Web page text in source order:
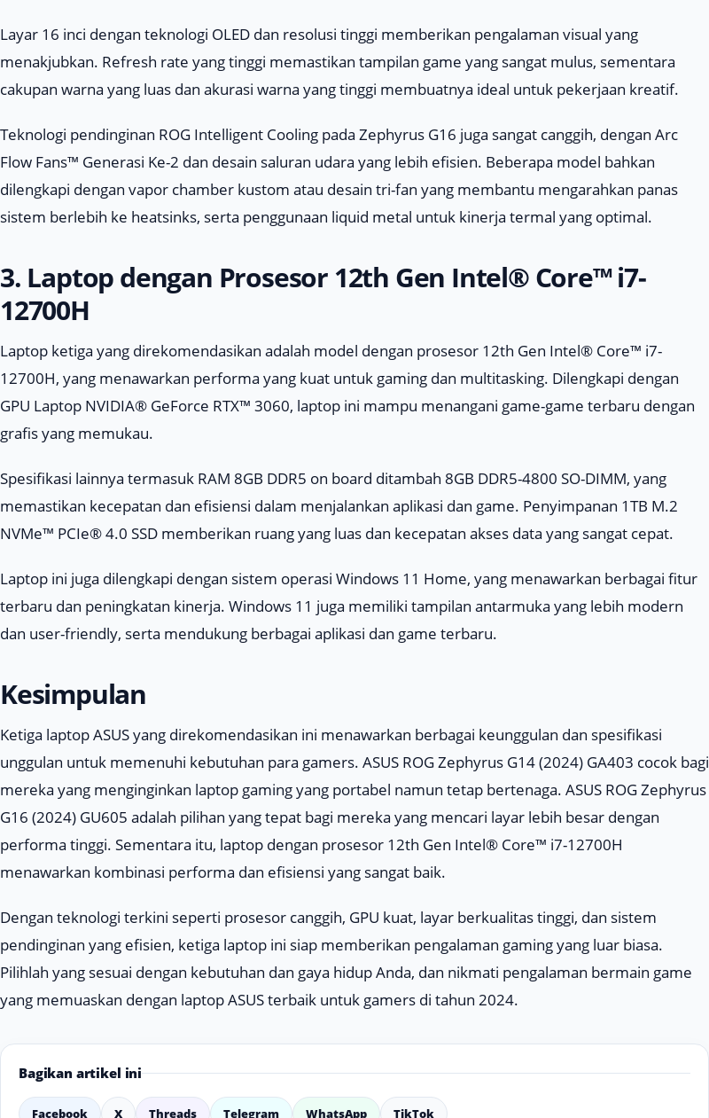
Layar 16 inci dengan teknologi OLED dan resolusi tinggi memberikan pengalaman visual yang
menakjubkan. Refresh rate yang tinggi memastikan tampilan game yang sangat mulus, sementara
cakupan warna yang luas dan akurasi warna yang tinggi membuatnya ideal untuk pekerjaan kreatif.
Teknologi pendinginan ROG Intelligent Cooling pada Zephyrus G16 juga sangat canggih, dengan Arc
Flow Fans™ Generasi Ke-2 dan desain saluran udara yang lebih efisien. Beberapa model bahkan
dilengkapi dengan vapor chamber kustom atau desain tri-fan yang membantu mengarahkan panas
sistem berlebih ke heatsinks, serta penggunaan liquid metal untuk kinerja termal yang optimal.
3. Laptop dengan Prosesor 12th Gen Intel® Core™ i7-
12700H
Laptop ketiga yang direkomendasikan adalah model dengan prosesor 12th Gen Intel® Core™ i7-
12700H, yang menawarkan performa yang kuat untuk gaming dan multitasking. Dilengkapi dengan
GPU Laptop NVIDIA® GeForce RTX™ 3060, laptop ini mampu menangani game-game terbaru dengan
grafis yang memukau.
Spesifikasi lainnya termasuk RAM 8GB DDR5 on board ditambah 8GB DDR5-4800 SO-DIMM, yang
memastikan kecepatan dan efisiensi dalam menjalankan aplikasi dan game. Penyimpanan 1TB M.2
NVMe™ PCIe® 4.0 SSD memberikan ruang yang luas dan kecepatan akses data yang sangat cepat.
Laptop ini juga dilengkapi dengan sistem operasi Windows 11 Home, yang menawarkan berbagai fitur
terbaru dan peningkatan kinerja. Windows 11 juga memiliki tampilan antarmuka yang lebih modern
dan user-friendly, serta mendukung berbagai aplikasi dan game terbaru.
Kesimpulan
Ketiga laptop ASUS yang direkomendasikan ini menawarkan berbagai keunggulan dan spesifikasi
unggulan untuk memenuhi kebutuhan para gamers. ASUS ROG Zephyrus G14 (2024) GA403 cocok bagi
mereka yang menginginkan laptop gaming yang portabel namun tetap bertenaga. ASUS ROG Zephyrus
G16 (2024) GU605 adalah pilihan yang tepat bagi mereka yang mencari layar lebih besar dengan
performa tinggi. Sementara itu, laptop dengan prosesor 12th Gen Intel® Core™ i7-12700H
menawarkan kombinasi performa dan efisiensi yang sangat baik.
Dengan teknologi terkini seperti prosesor canggih, GPU kuat, layar berkualitas tinggi, dan sistem
pendinginan yang efisien, ketiga laptop ini siap memberikan pengalaman gaming yang luar biasa.
Pilihlah yang sesuai dengan kebutuhan dan gaya hidup Anda, dan nikmati pengalaman bermain game
yang memuaskan dengan laptop ASUS terbaik untuk gamers di tahun 2024.
Bagikan artikel ini
Facebook X Threads Telegram WhatsApp TikTok